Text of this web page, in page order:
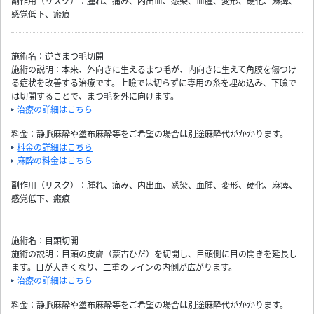
感覚低下、瘢痕
施術名：逆さまつ毛切開
施術の説明：本来、外向きに生えるまつ毛が、内向きに生えて角膜を傷つけ
る症状を改善する治療です。上瞼では切らずに専用の糸を埋め込み、下瞼で
は切開することで、まつ毛を外に向けます。
治療の詳細はこちら
料金：静脈麻酔や塗布麻酔等をご希望の場合は別途麻酔代がかかります。
料金の詳細はこちら
麻酔の料金はこちら
副作用（リスク）：腫れ、痛み、内出血、感染、血腫、変形、硬化、麻痺、
感覚低下、瘢痕
施術名：目頭切開
施術の説明：目頭の皮膚（蒙古ひだ）を切開し、目頭側に目の開きを延長し
ます。目が大きくなり、二重のラインの内側が広がります。
治療の詳細はこちら
料金：静脈麻酔や塗布麻酔等をご希望の場合は別途麻酔代がかかります。